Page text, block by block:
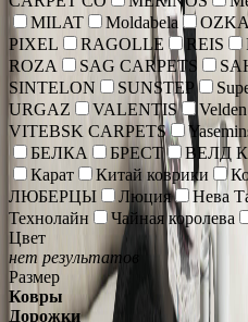
MILAT
Moldabela
PIXEL
RAGOLLE REIS
ROZA
SAG CARPETS
SINTELON
SUNSTEP
URGAZ
VALENTIS
VITEBSK CARPETS
БЕЛКА
БРЕСТ ВЕЛД
Карат
Китай коврики
ЛЮБЕРЦЫ
Люция Нева
Технолайн
Чайная королева
Цвет
нет результатов
Размер
Ковры
Дорожки